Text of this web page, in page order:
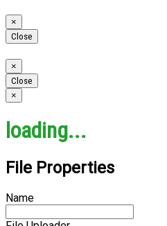
×
Close
×
Close
×
loading...
File Properties
Name